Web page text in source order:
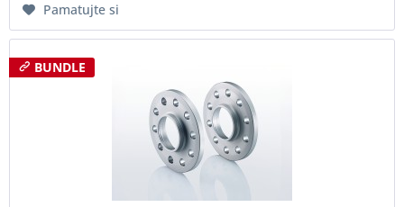
Pamatujte si
BUNDLE